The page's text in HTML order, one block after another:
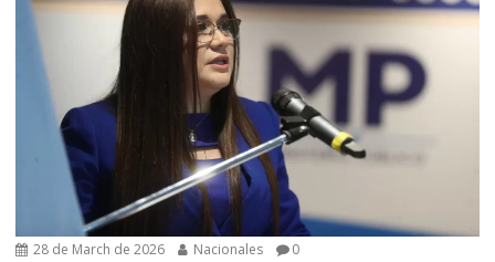
28 de March de 2026 Nacionales 0